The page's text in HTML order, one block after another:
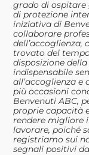
grado di
di protezione
iniziativa di
collaborare
dell’accoglienza,
trovato del
disposizione
indispensabile
all’accoglienza e
più occasioni
Benvenuti ABC,
proprie capacità
rendere migliore
lavorare, poiché
registriamo sui
segnali positivi